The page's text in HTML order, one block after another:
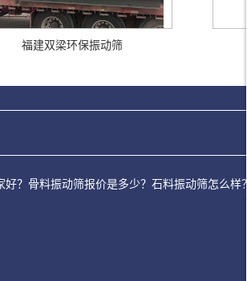
福建双梁环保振动筛
？骨料振动筛报价是多少？石料振动筛怎么样